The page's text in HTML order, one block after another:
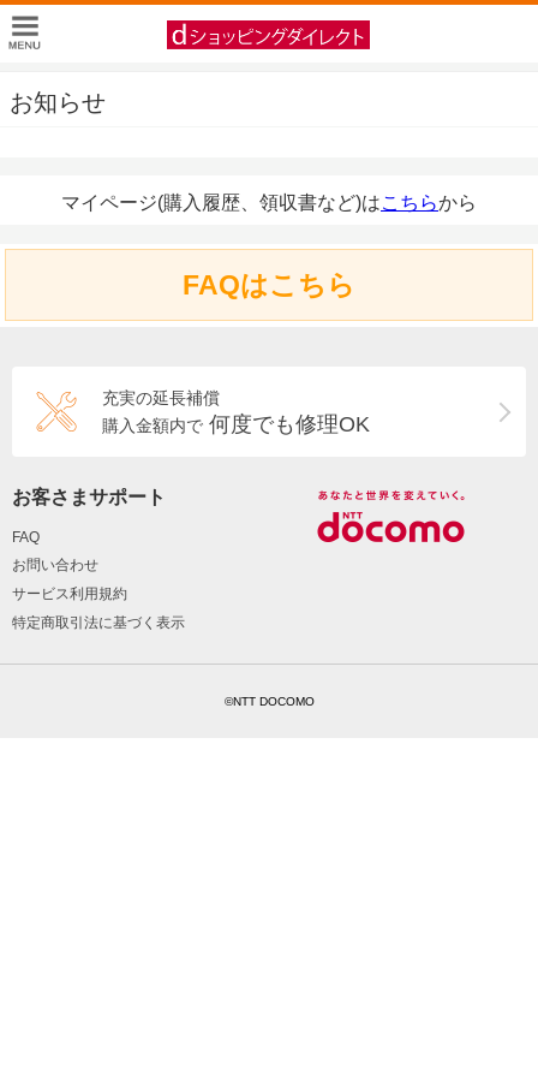
お知らせ
マイページ(購入履歴、領収書など)はこちらから
FAQはこちら
充実の延長補償
購入金額内で 何度でも修理OK
お客さまサポート
FAQ
お問い合わせ
サービス利用規約
特定商取引法に基づく表示
©NTT DOCOMO